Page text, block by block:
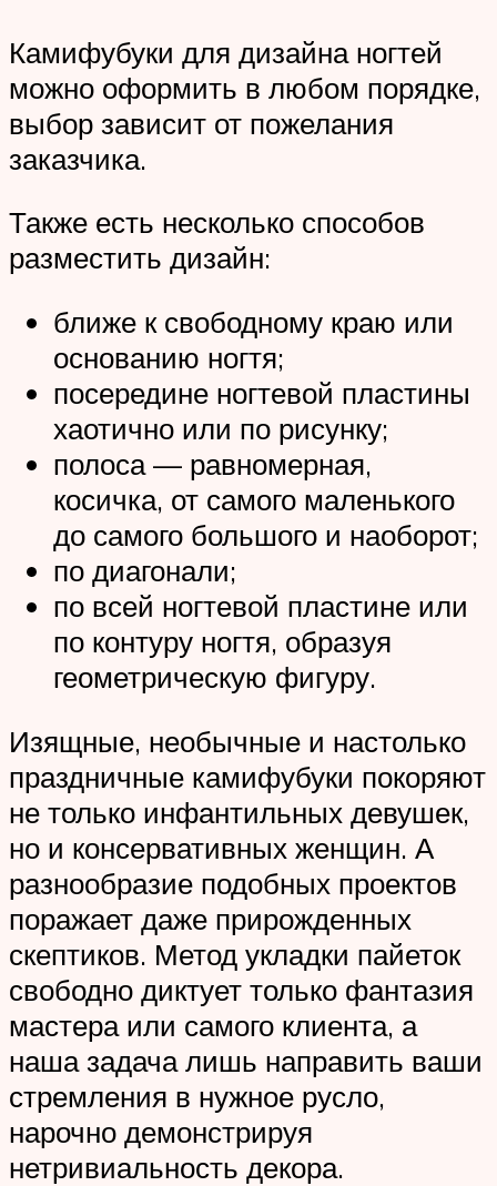
Камифубуки для дизайна ногтей
можно оформить в любом порядке,
выбор зависит от пожелания
заказчика.
Также есть несколько способов
разместить дизайн:
ближе к свободному краю или
основанию ногтя;
посередине ногтевой пластины
хаотично или по рисунку;
полоса — равномерная,
косичка, от самого маленького
до самого большого и наоборот;
по диагонали;
по всей ногтевой пластине или
по контуру ногтя, образуя
геометрическую фигуру.
Изящные, необычные и настолько
праздничные камифубуки покоряют
не только инфантильных девушек,
но и консервативных женщин. А
разнообразие подобных проектов
поражает даже прирожденных
скептиков. Метод укладки пайеток
свободно диктует только фантазия
мастера или самого клиента, а
наша задача лишь направить ваши
стремления в нужное русло,
нарочно демонстрируя
нетривиальность декора.